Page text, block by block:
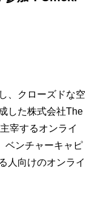
オフ会
結婚 読書
、クローズドな空
した株式会社The
宰するオンライ
ベンチャーキャピ
人向けのオンライ